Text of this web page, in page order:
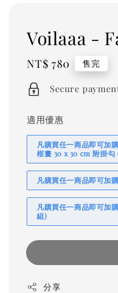
Voilaaa -
Regular
price
NT$ 780 售完
Secure
適用優惠
凡購買任一商品即可加
框畫 30 x 30 cm 附掛勾
凡購買任一商品即可加
凡購買任一商品即可加
組)
分享